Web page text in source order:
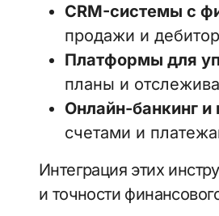
CRM-системы с
продажи и
Платформы для
планы и
Онлайн-банкинг
счетами и
Интеграция этих
и точности